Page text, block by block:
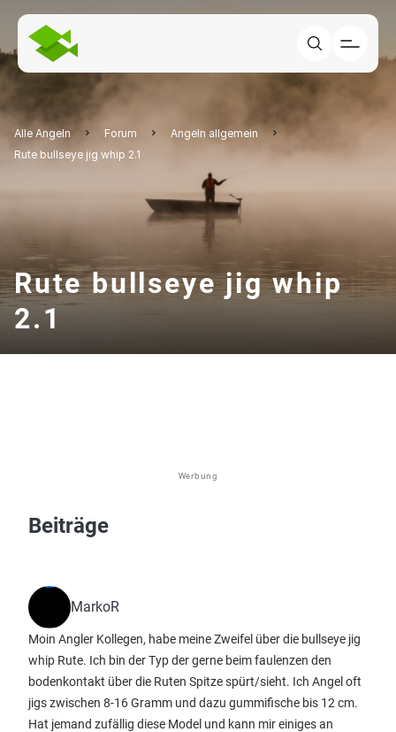
Alle Angeln Forum
Angeln allgemein
Rute bullseye jig whip 2.1
Rute bullseye jig whip
2.1
Werbung
Beiträge
MarkoR
Moin Angler Kollegen, habe meine Zweifel über die bullseye jig
whip Rute. Ich bin der Typ der gerne beim faulenzen den
bodenkontakt über die Ruten Spitze spürt/sieht. Ich Angel oft
jigs zwischen 8-16 Gramm und dazu gummifische bis 12 cm.
Hat jemand zufällig diese Model und kann mir einiges an